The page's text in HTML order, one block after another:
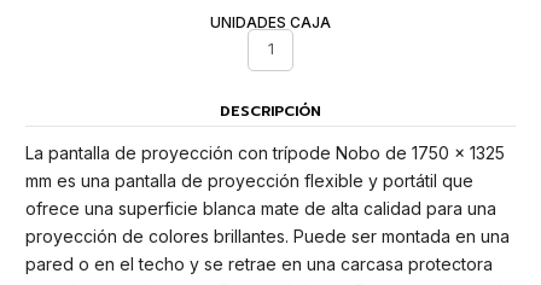
UNIDADES CAJA
1
DESCRIPCIÓN
La pantalla de proyección con trípode Nobo de 1750 × 1325
mm es una pantalla de proyección flexible y portátil que
ofrece una superficie blanca mate de alta calidad para una
proyección de colores brillantes. Puede ser montada en una
pared o en el techo y se retrae en una carcasa protectora